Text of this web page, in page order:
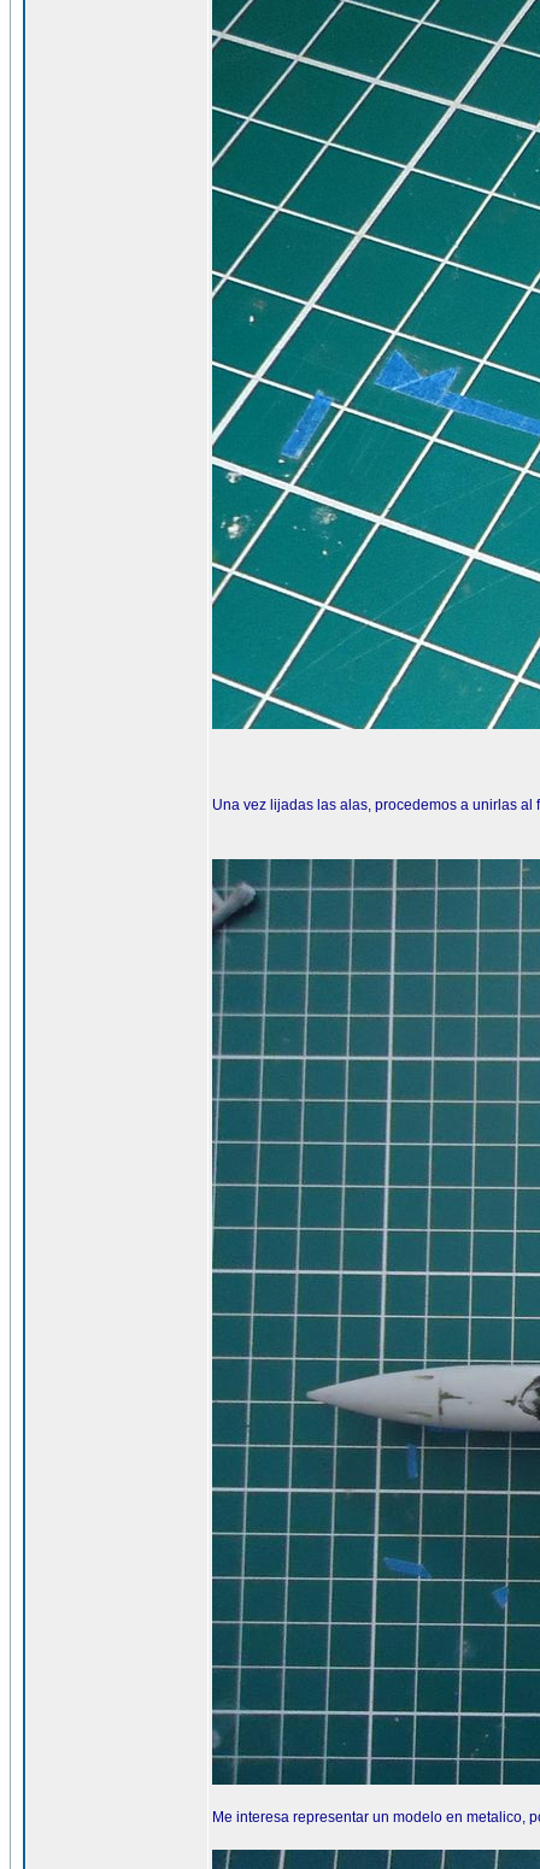
Una vez lijadas las alas, procedemos a unirlas al
Me interesa representar un modelo en metalico,